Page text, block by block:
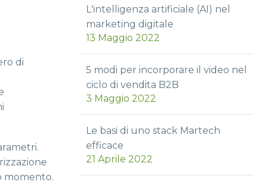
di
momento.
L'intelligenza artificiale (AI) nel
marketing digitale
13 Maggio 2022
5 modi per incorporare il video nel
ciclo di vendita B2B
3 Maggio 2022
Le basi di uno stack Martech
efficace
21 Aprile 2022